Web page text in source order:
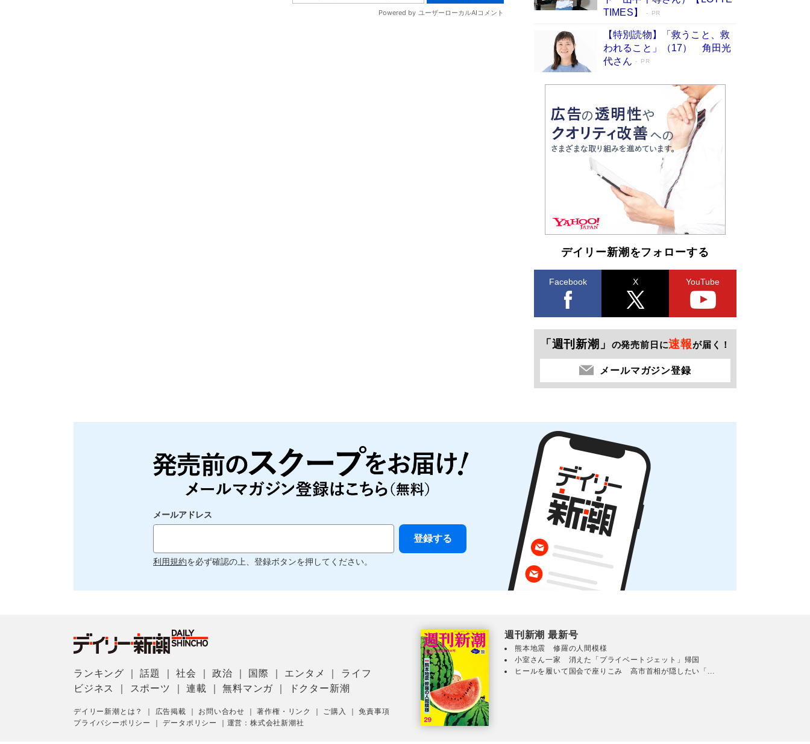
とりのプラネット』試し読み
Book Bang
TIMES】
PR
【特別読物】「救うこと、救
われること」（17） 角田光
代さん
PR
デイリー新潮をフォローする
Facebook X YouTube
「週刊新潮」 の発売前日に速報が届く！
メールマガジン登録
メールアドレス
利用規約を必ず確認の上、登録ボタンを押してください。
ランキング ｜話題 ｜社会 ｜政治 国際 エンタメ
ライフ
ビジネス
スポーツ ｜連載 ｜無料マンガ ドクター新潮
デイリー新潮とは？ 広告掲載 お問い合わせ ｜著作権・リンク ご購入 ｜免責事項
プライバシーポリシー
｜データポリシー 運営：株式会社新潮社
週刊新潮 最新号
熊本地震 修羅の人間模様
小室さん一家 消えた「プライベートジェット」帰国
ヒールを履いて国会で座りこみ 高市首相が隠したい「...